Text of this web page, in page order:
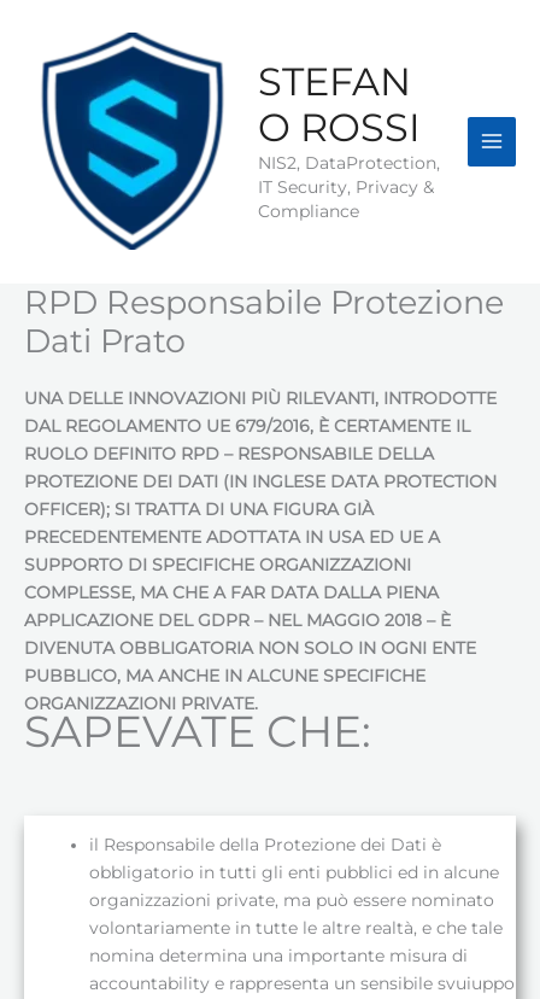
contenuto
STEFAN
O ROSSI
NIS2, DataProtection,
IT Security, Privacy &
Compliance
RPD Responsabile Protezione
Dati Prato
UNA DELLE INNOVAZIONI PIÙ RILEVANTI, INTRODOTTE
DAL REGOLAMENTO UE 679/2016, È CERTAMENTE IL
RUOLO DEFINITO RPD – RESPONSABILE DELLA
PROTEZIONE DEI DATI (IN INGLESE DATA PROTECTION
OFFICER); SI TRATTA DI UNA FIGURA GIÀ
PRECEDENTEMENTE ADOTTATA IN USA ED UE A
SUPPORTO DI SPECIFICHE ORGANIZZAZIONI
COMPLESSE, MA CHE A FAR DATA DALLA PIENA
APPLICAZIONE DEL GDPR – NEL MAGGIO 2018 – È
DIVENUTA OBBLIGATORIA NON SOLO IN OGNI ENTE
PUBBLICO, MA ANCHE IN ALCUNE SPECIFICHE
ORGANIZZAZIONI PRIVATE.
SAPEVATE CHE:
il Responsabile della Protezione dei Dati è
obbligatorio in tutti gli enti pubblici ed in alcune
organizzazioni private, ma può essere nominato
volontariamente in tutte le altre realtà, e che tale
nomina determina una importante misura di
accountability e rappresenta un sensibile svuiuppo